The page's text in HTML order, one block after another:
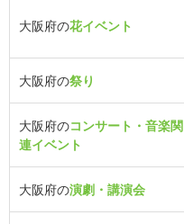
大阪府の花イベント
大阪府の祭り
大阪府のコンサート・音楽関
連イベント
大阪府の演劇・講演会